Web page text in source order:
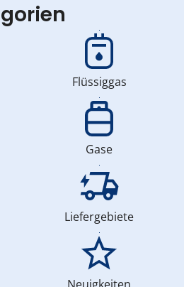
Flüssiggas
Gase
Liefergebiete